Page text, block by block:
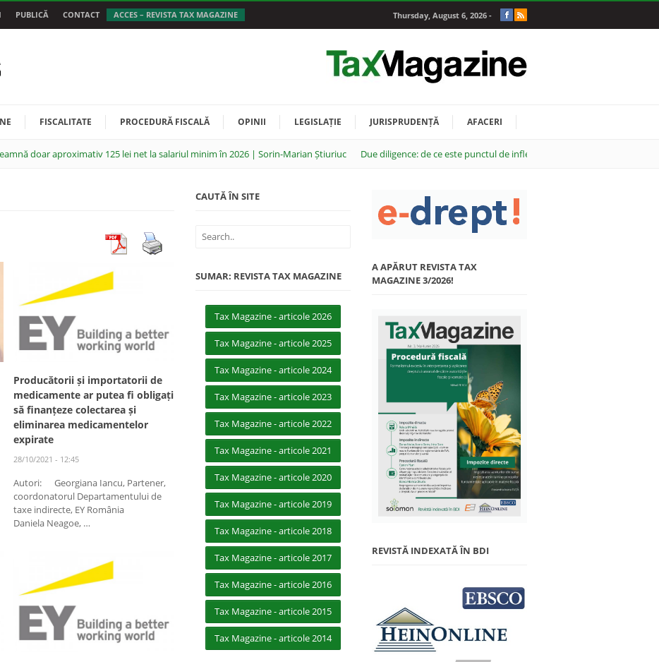
PUBLICĂ CONTACT ACCES – REVISTA TAX MAGAZINE Thursday, August 6, 2026 -
FISCALITATE PROCEDURĂ FISCALĂ OPINII LEGISLAȚIE JURISPRUDENȚĂ AFACERI
doar aproximativ 125 lei net la salariul minim în 2026 | Sorin-Marian Știuriuc Due diligence: de ce este punctul de inflexiune al oricărei tranzacții M&A
Producătorii și importatorii de
medicamente ar putea fi obligați
să finanțeze colectarea și
eliminarea medicamentelor
expirate
28/10/2021 - 12:45
Autori: Georgiana Iancu, Partener,
coordonatorul Departamentului de
taxe indirecte, EY România
Daniela Neagoe, …
CAUTĂ ÎN SITE
SUMAR: REVISTA TAX MAGAZINE
Tax Magazine - articole 2026
Tax Magazine - articole 2025
Tax Magazine - articole 2024
Tax Magazine - articole 2023
Tax Magazine - articole 2022
Tax Magazine - articole 2021
Tax Magazine - articole 2020
Tax Magazine - articole 2019
Tax Magazine - articole 2018
Tax Magazine - articole 2017
Tax Magazine - articole 2016
Tax Magazine - articole 2015
Tax Magazine - articole 2014
A APĂRUT REVISTA TAX
MAGAZINE 3/2026!
REVISTĂ INDEXATĂ ÎN BDI